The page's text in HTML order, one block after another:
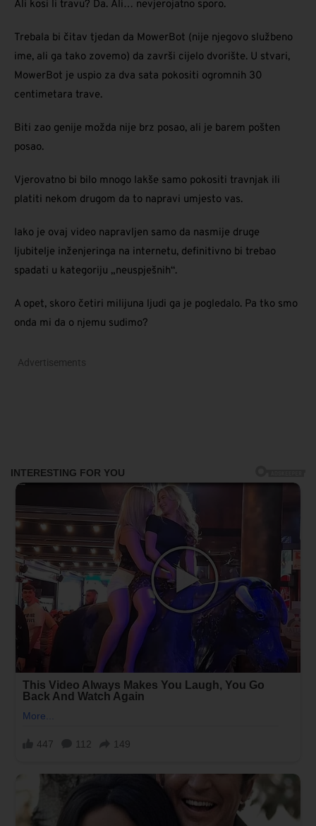
Ali kosi li travu? Da. Ali… nevjerojatno sporo.
Trebala bi čitav tjedan da MowerBot (nije njegovo službeno
ime, ali ga tako zovemo) da završi cijelo dvorište. U stvari,
MowerBot je uspio za dva sata pokositi ogromnih 30
centimetara trave.
Biti zao genije možda nije brz posao, ali je barem pošten
posao.
Vjerovatno bi bilo mnogo lakše samo pokositi travnjak ili
platiti nekom drugom da to napravi umjesto vas.
Iako je ovaj video napravljen samo da nasmije druge
ljubitelje inženjeringa na internetu, definitivno bi trebao
spadati u kategoriju „neuspješnih“.
A opet, skoro četiri milijuna ljudi ga je pogledalo. Pa tko smo
onda mi da o njemu sudimo?
Advertisements